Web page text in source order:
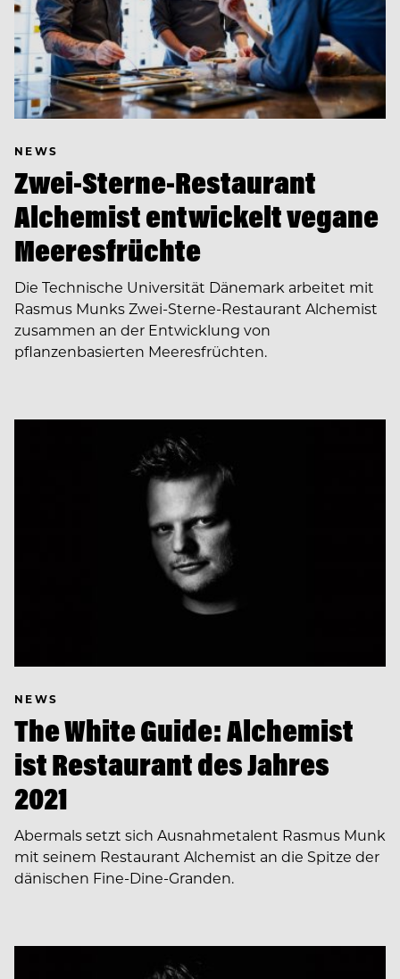
NEWS
Zwei-Sterne-Restaurant
Alchemist entwickelt vegane
Meeresfrüchte
Die Technische Universität Dänemark arbeitet mit
Rasmus Munks Zwei-Sterne-Restaurant Alchemist
zusammen an der Entwicklung von
pflanzenbasierten Meeresfrüchten.
NEWS
The White Guide: Alchemist
ist Restaurant des Jahres
2021
Abermals setzt sich Ausnahmetalent Rasmus Munk
mit seinem Restaurant Alchemist an die Spitze der
dänischen Fine-Dine-Granden.